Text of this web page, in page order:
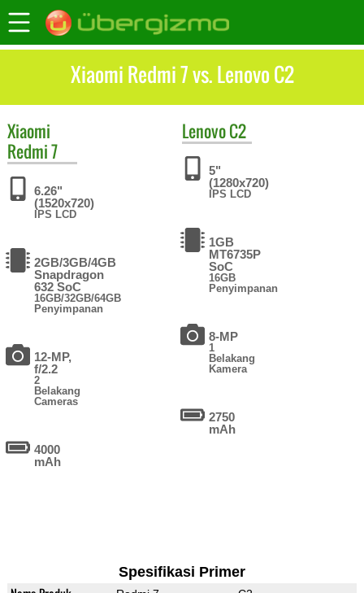
Xiaomi Redmi 7 vs. Lenovo C2
Xiaomi
Redmi 7
6.26"
(1520x720)
IPS LCD
2GB/3GB/4GB
Snapdragon
632 SoC
16GB/32GB/64GB
Penyimpanan
12-MP,
f/2.2
2
Belakang
Cameras
4000
mAh
LenovoC2
5"
(1280x720)
IPS LCD
1GB
MT6735P
SoC
16GB
Penyimpanan
8-MP
1
Belakang
Kamera
2750
mAh
Spesifikasi Primer